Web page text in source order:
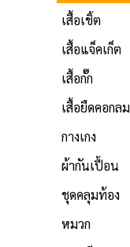
เสื้อเชิ้ต
เสื้อแจ็คเก็ต
เสื้อกั๊ก
เสื้อยืดคอกลม
กางเกง
ผ้ากันเปื้อน
ชุดคลุมท้อง
หมวก